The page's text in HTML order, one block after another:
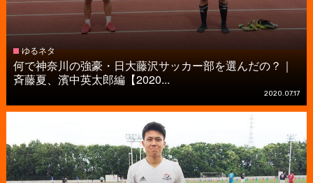
ゆるネタ
何で神奈川の強豪・日大藤沢サッカー部を選んだの？｜
斉藤夏、濱中英太郎編【2020...
2020.07.17